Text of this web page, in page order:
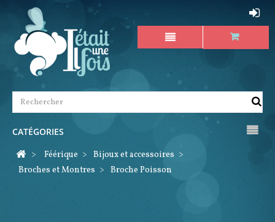
CATÉGORIES
>
Féérique > Bijoux et accessoires >
Broches et Montres > Broche Poisson